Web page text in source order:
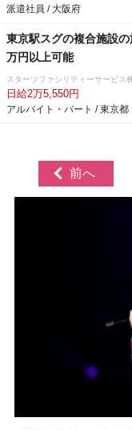
派遣社員 / 大阪府
東京駅スグの複合施設
万円以上可能
スターツファシリティーサービス
日給2万5,550円
アルバイト・パート / 東京都
前へ